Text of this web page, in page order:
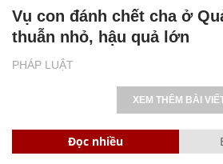
PHÁP LUẬT
Vụ con đánh chết cha ở
thuẫn nhỏ, hậu quả lớn
XEM THÊM BÀI
Đọc nhiều